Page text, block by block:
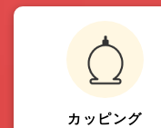
カッピング